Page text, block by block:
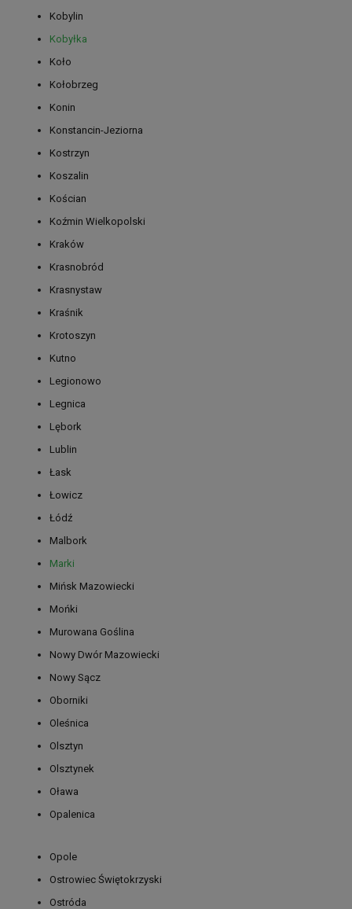
Kobylin
Kobyłka
Koło
Kołobrzeg
Konin
Konstancin-Jeziorna
Kostrzyn
Koszalin
Kościan
Koźmin Wielkopolski
Kraków
Krasnobród
Krasnystaw
Kraśnik
Krotoszyn
Kutno
Legionowo
Legnica
Lębork
Lublin
Łask
Łowicz
Łódź
Malbork
Marki
Mińsk Mazowiecki
Mońki
Murowana Goślina
Nowy Dwór Mazowiecki
Nowy Sącz
Oborniki
Oleśnica
Olsztyn
Olsztynek
Oława
Opalenica
Opole
Ostrowiec Świętokrzyski
Ostróda